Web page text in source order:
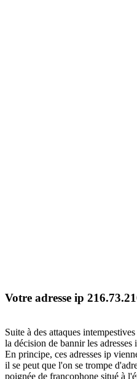
Votre adresse ip
Suite à des attaques
la décision de bannir les adresses
En principe, ces adresses ip
il se peut que l'on se trompe
poignée de francophone situé à